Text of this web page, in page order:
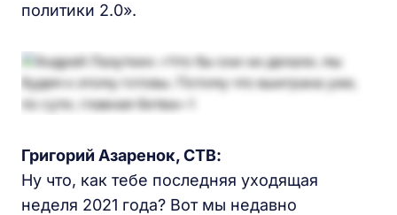
политики 2.0».
Григорий Азаренок, СТВ:
Ну что, как тебе последняя уходящая
неделя 2021 года? Вот мы недавно